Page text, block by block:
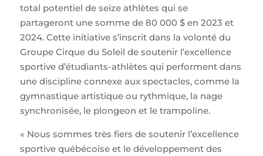
total potentiel de seize athlètes qui se
partageront une somme de 80 000 $ en 2023 et
2024. Cette initiative s’inscrit dans la volonté du
Groupe Cirque du Soleil de soutenir l’excellence
sportive d’étudiants-athlètes qui performent dans
une discipline connexe aux spectacles, comme la
gymnastique artistique ou rythmique, la nage
synchronisée, le plongeon et le trampoline.
« Nous sommes très fiers de soutenir l’excellence
sportive québécoise et le développement des